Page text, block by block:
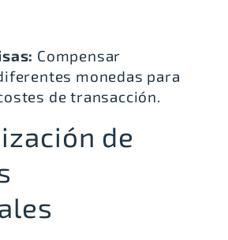
Compensar
monedas para
de transacción.
de